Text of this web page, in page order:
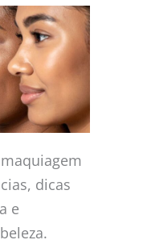
dicas
e